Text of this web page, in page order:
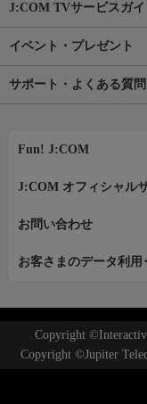
J:COM TVサービスガイ
イベント・プレゼント
サポート・よくある質問
Fun! J:COM
J:COM オフィシャル
お問い合わせ
お客さまのデータ利用
Copyright
Copyright ©Jupiter